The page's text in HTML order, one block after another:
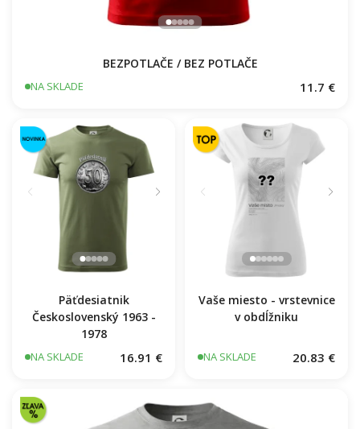
BEZPOTLAČE / BEZ POTLAČE
NA SKLADE 11.7 €
Päťdesiatnik
Československý 1963 -
1978
NA SKLADE 16.91 €
Vaše miesto - vrstevnice
v obdĺžniku
NA SKLADE 20.83 €